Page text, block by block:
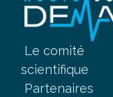
Le comité
scientifique
Partenaires